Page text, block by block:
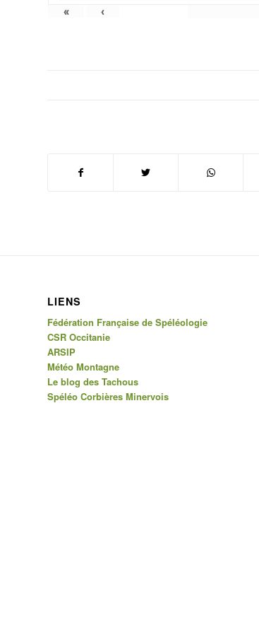
« ‹
LIENS
Fédération Française de Spéléologie
CSR Occitanie
ARSIP
Météo Montagne
Le blog des Tachous
Spéléo Corbières Minervois